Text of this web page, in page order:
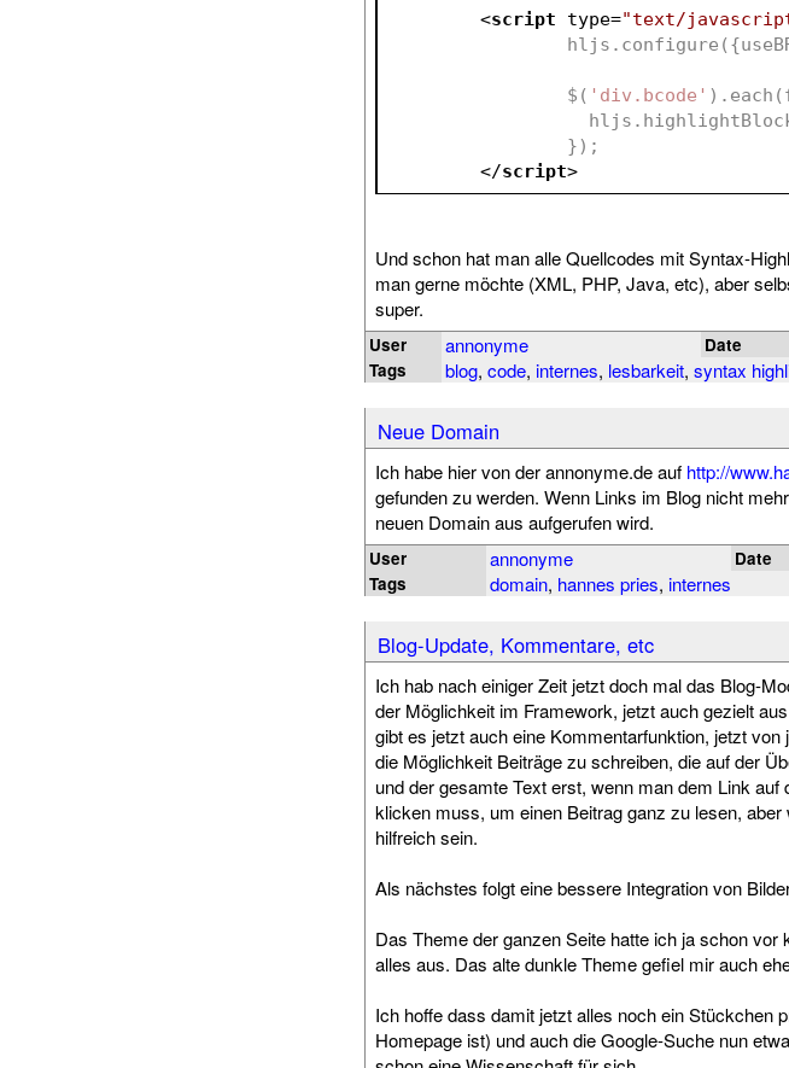
<script type="text/
		 $(
'div.bcode' ).each(
		 });
</script>
Und schon hat man alle Quellcodes mit Syntax-
man gerne möchte (XML, PHP, Java, etc), aber
super.
User annonyme Date
Tags blog, code, internes, lesbarkeit, syntax
Neue Domain
Ich habe hier von der annonyme.de auf http://
gefunden zu werden. Wenn Links im Blog nicht
neuen Domain aus aufgerufen wird.
User annonyme Date
Tags domain, hannes pries, internes
Blog-Update, Kommentare, etc
Ich hab nach einiger Zeit jetzt doch mal das Blog-
der Möglichkeit im Framework, jetzt auch gezielt
gibt es jetzt auch eine Kommentarfunktion, jetzt
die Möglichkeit Beiträge zu schreiben, die auf der
und der gesamte Text erst, wenn man dem Link
klicken muss, um einen Beitrag ganz zu lesen,
hilfreich sein.
Als nächstes folgt eine bessere Integration von
Das Theme der ganzen Seite hatte ich ja schon
alles aus. Das alte dunkle Theme gefiel mir auch
Ich hoffe dass damit jetzt alles noch ein Stückchen
Homepage ist) und auch die Google-Suche nun